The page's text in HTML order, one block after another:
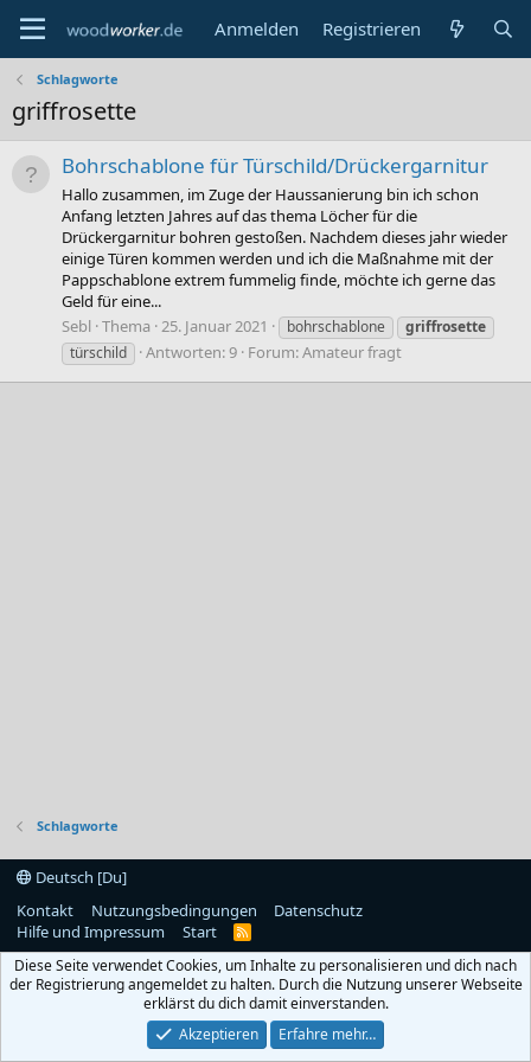
Anmelden Registrieren
Schlagworte
griffrosette
Bohrschablone für Türschild/Drückergarnitur
Hallo zusammen, im Zuge der Haussanierung bin ich schon
Anfang letzten Jahres auf das thema Löcher für die
Drückergarnitur bohren gestoßen. Nachdem dieses jahr wieder
einige Türen kommen werden und ich die Maßnahme mit der
Pappschablone extrem fummelig finde, möchte ich gerne das
Geld für eine...
Sebl Thema 25. Januar 2021 bohrschablone
griffrosette
türschild
Antworten: 9 Forum:Amateur fragt
Schlagworte
Deutsch [Du]
Kontakt
Nutzungsbedingungen
Datenschutz
Hilfe und Impressum
Start
R
S
Diese Seite verwendet Cookies, um Inhalte zu personalisieren und dich nach
der Registrierung angemeldet zu halten. Durch die Nutzung unserer Webseite
erklärst du dich damit einverstanden.
Akzeptieren
Erfahre mehr…